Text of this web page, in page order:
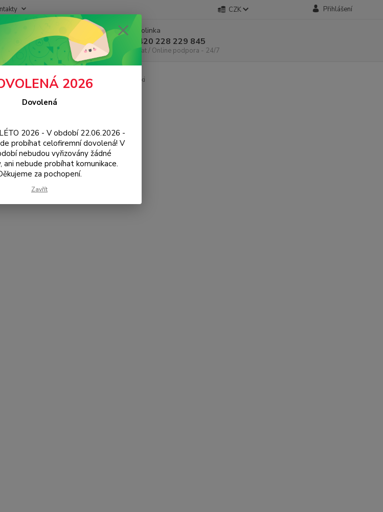
CZK Přihlášení
Hledat
Infolinka
+420 228 229 845
Chat / Online podpora - 24/7
Spotřební materiál Originální tonery Oki
2026
Dovolená
2026 - V období 22.06.2026 -
probíhat celofiremní dovolená! V
nebudou vyřizovány žádné
ani nebude probíhat komunikace.
za pochopení.
Zavřít